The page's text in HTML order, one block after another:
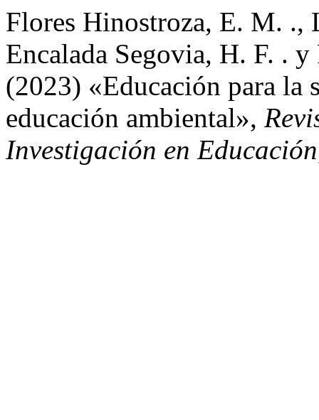
Flores Hinostroza, E. M. .,
Encalada Segovia, H. F. .
(2023) «Educación para la
educación ambiental»,
Investigación en Educación